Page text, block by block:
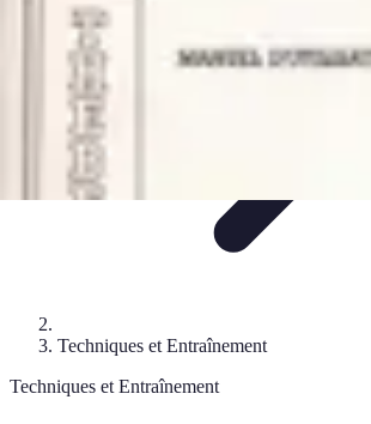
Techniques et Entraînement
Techniques et Entraînement